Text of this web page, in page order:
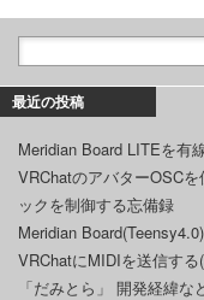
最近の投稿
Meridian Board LITEを有
VRChatのアバターOSC
ックを制御する忘備録
Meridian
VRChatにMIDIを送信する
「だみとら」 開発経緯